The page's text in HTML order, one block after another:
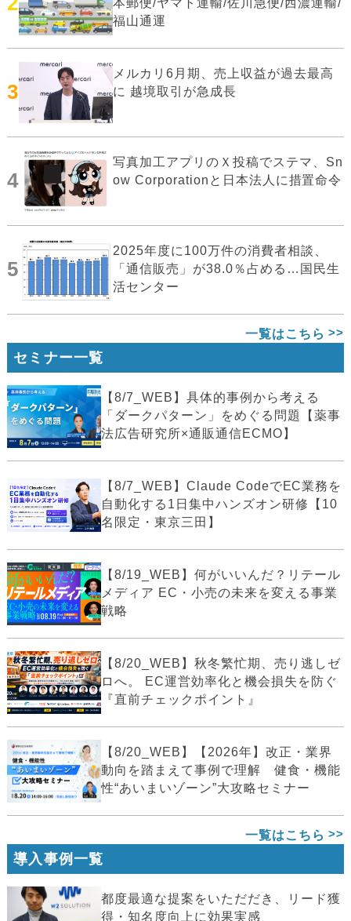
福山通運
3
メルカリ6月期、売上収益が過去最高
に 越境取引が急成長
4
写真加工アプリのＸ投稿でステマ、Sn
ow Corporationと日本法人に措置命令
5
2025年度に100万件の消費者相談、
「通信販売」が38.0％占める…国民生
活センター
一覧はこちら
セミナー一覧
【8/7_WEB】具体的事例から考える
「ダークパターン」をめぐる問題【薬事
法広告研究所×通販通信ECMO】
【8/7_WEB】Claude CodeでEC業務を
自動化する1日集中ハンズオン研修【10
名限定・東京三田】
【8/19_WEB】何がいいんだ？リテール
メディア EC・小売の未来を変える事業
戦略
【8/20_WEB】秋冬繁忙期、売り逃しゼ
ロへ。 EC運営効率化と機会損失を防ぐ
『直前チェックポイント』
【8/20_WEB】【2026年】改正・業界
動向を踏まえて事例で理解 健食・機能
性“あいまいゾーン”大攻略セミナー
一覧はこちら
導入事例一覧
都度最適な提案をいただだき、リード獲
得・知名度向上に効果実感